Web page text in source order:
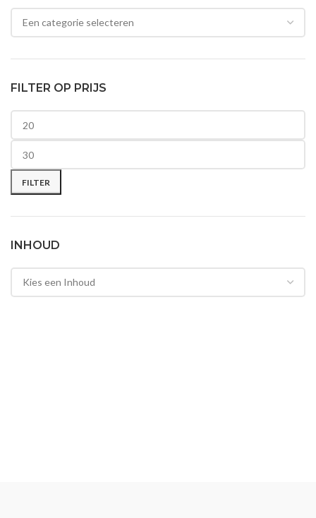
FILTER OP PRIJS
Min. prijs
Max. prijs
FILTER
INHOUD